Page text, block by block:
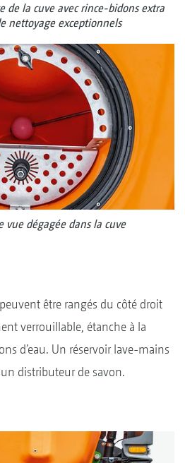
de la cuve avec rince-bidons extra
nettoyage exceptionnels
vue dégagée dans la cuve
être rangés du côté droit
verrouillable, étanche à la
d’eau. Un réservoir lave-mains
distributeur de savon.